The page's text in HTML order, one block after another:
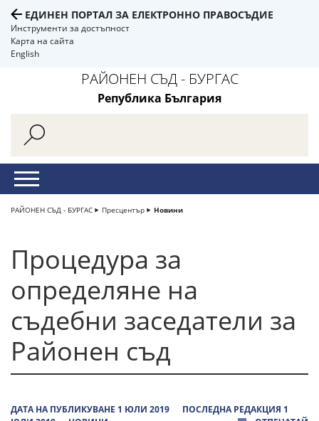
ЕДИНЕН ПОРТАЛ ЗА ЕЛЕКТРОННО ПРАВОСЪДИЕ
Инструменти за достъпност
Карта на сайта
English
РАЙОНЕН СЪД - БУРГАС
Република България
РАЙОНЕН СЪД - БУРГАС Пресцентър Новини
Процедура за
определяне на
съдебни заседатели за
Районен съд
ДАТА НА ПУБЛИКУВАНЕ 1 ЮЛИ 2019
ПОСЛЕДНА РЕДАКЦИЯ 1